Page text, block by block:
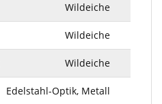
Wildeiche
Wildeiche
Wildeiche
Edelstahl-Optik, Metall